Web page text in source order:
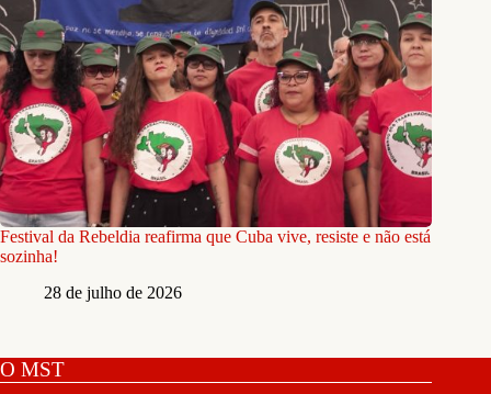
Festival da Rebeldia reafirma que Cuba vive, resiste e não está
sozinha!
28 de julho de 2026
O MST